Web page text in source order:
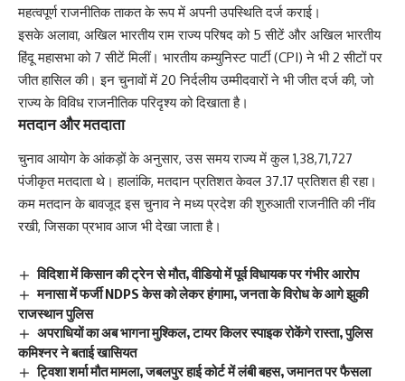
महत्वपूर्ण राजनीतिक ताकत के रूप में अपनी उपस्थिति दर्ज कराई।
इसके अलावा, अखिल भारतीय राम राज्य परिषद को 5 सीटें और अखिल भारतीय
हिंदू महासभा को 7 सीटें मिलीं। भारतीय कम्युनिस्ट पार्टी (CPI) ने भी 2 सीटों पर
जीत हासिल की। इन चुनावों में 20 निर्दलीय उम्मीदवारों ने भी जीत दर्ज की, जो
राज्य के विविध राजनीतिक परिदृश्य को दिखाता है।
मतदान और मतदाता
चुनाव आयोग के आंकड़ों के अनुसार, उस समय राज्य में कुल 1,38,71,727
पंजीकृत मतदाता थे। हालांकि, मतदान प्रतिशत केवल 37.17 प्रतिशत ही रहा।
कम मतदान के बावजूद इस चुनाव ने मध्य प्रदेश की शुरुआती राजनीति की नींव
रखी, जिसका प्रभाव आज भी देखा जाता है।
विदिशा में किसान की ट्रेन से मौत, वीडियो में पूर्व विधायक पर गंभीर आरोप
मनासा में फर्जी NDPS केस को लेकर हंगामा, जनता के विरोध के आगे झुकी
राजस्थान पुलिस
अपराधियों का अब भागना मुश्किल, टायर किलर स्पाइक रोकेंगे रास्ता, पुलिस
कमिश्नर ने बताई खासियत
ट्विशा शर्मा मौत मामला, जबलपुर हाई कोर्ट में लंबी बहस, जमानत पर फैसला